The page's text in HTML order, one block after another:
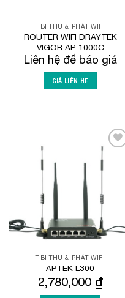
T.BI THU & PHÁT WIFI
ROUTER WIFI DRAYTEK
VIGOR AP 1000C
Liên hệ để báo giá
GIÁ LIÊN HỆ
T.BI THU & PHÁT WIFI
APTEK L300
2,780,000 ₫